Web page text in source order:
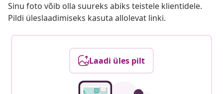
Sinu foto võib olla suureks abiks teistele klientidele.
Pildi üleslaadimiseks kasuta allolevat linki.
Laadi üles pilt